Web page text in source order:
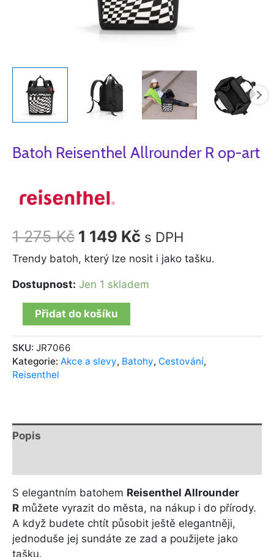
Batoh Reisenthel Allrounder R op-art
1 275Kč 1 149 Kč s DPH
Trendy batoh, který lze nosit i jako tašku.
Dostupnost: Jen 1 skladem
Přidat do košíku
SKU: JR7066
Kategorie: Akce a slevy, Batohy, Cestování,
Reisenthel
Popis
S elegantním batohem Reisenthel Allrounder
R můžete vyrazit do města, na nákup i do přírody.
A když budete chtít působit ještě elegantněji,
jednoduše jej sundáte ze zad a použijete jako
tašku.